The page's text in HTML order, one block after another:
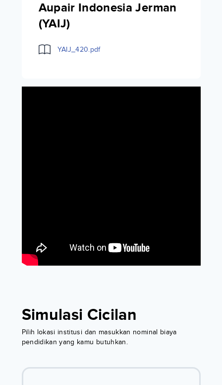
Aupair Indonesia Jerman
(YAIJ)
YAIJ_420.pdf
Simulasi Cicilan
Pilih lokasi institusi dan masukkan nominal biaya
pendidikan yang kamu butuhkan.